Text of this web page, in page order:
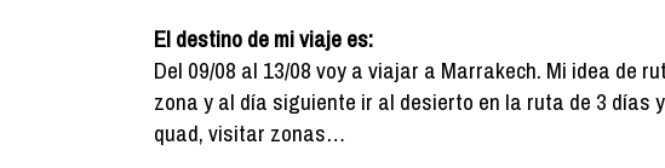
El destino de mi viaje es:
Del 09/08 al 13/08 voy a viajar a Marrakech. Mi idea de
zona y al día siguiente ir al desierto en la ruta de 3 días
quad, visitar zonas…